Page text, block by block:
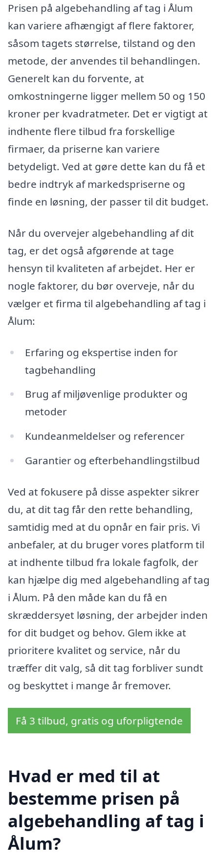
Prisen på algebehandling af tag i Ålum
kan variere afhængigt af flere faktorer,
såsom tagets størrelse, tilstand og den
metode, der anvendes til behandlingen.
Generelt kan du forvente, at
omkostningerne ligger mellem 50 og 150
kroner per kvadratmeter. Det er vigtigt at
indhente flere tilbud fra forskellige
firmaer, da priserne kan variere
betydeligt. Ved at gøre dette kan du få et
bedre indtryk af markedspriserne og
finde en løsning, der passer til dit budget.
Når du overvejer algebehandling af dit
tag, er det også afgørende at tage
hensyn til kvaliteten af arbejdet. Her er
nogle faktorer, du bør overveje, når du
vælger et firma til algebehandling af tag i
Ålum:
Erfaring og ekspertise inden for
tagbehandling
Brug af miljøvenlige produkter og
metoder
Kundeanmeldelser og referencer
Garantier og efterbehandlingstilbud
Ved at fokusere på disse aspekter sikrer
du, at dit tag får den rette behandling,
samtidig med at du opnår en fair pris. Vi
anbefaler, at du bruger vores platform til
at indhente tilbud fra lokale fagfolk, der
kan hjælpe dig med algebehandling af tag
i Ålum. På den måde kan du få en
skræddersyet løsning, der arbejder inden
for dit budget og behov. Glem ikke at
prioritere kvalitet og service, når du
træffer dit valg, så dit tag forbliver sundt
og beskyttet i mange år fremover.
Få 3 tilbud, gratis og uforpligtende
Hvad er med til at
bestemme prisen på
algebehandling af tag i
Ålum?